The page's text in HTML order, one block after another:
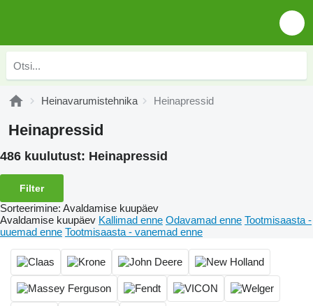
Heinavarumistehnika Heinapressid
Heinapressid
486 kuulutust: Heinapressid
Filter
Sorteerimine: Avaldamise kuupäev
Avaldamise kuupäev Kallimad enne Odavamad enne Tootmisaasta -
uuemad enne Tootmisaasta - vanemad enne